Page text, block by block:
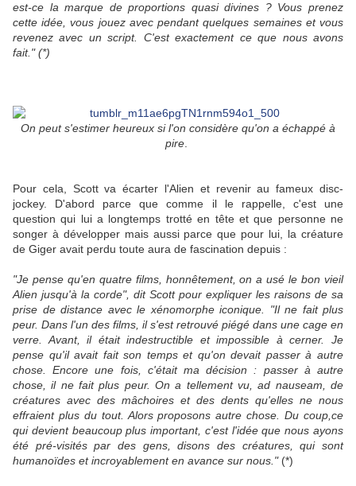
est-ce la marque de proportions quasi divines ? Vous prenez
cette idée, vous jouez avec pendant quelques semaines et vous
revenez avec un script. C'est exactement ce que nous avons
fait." (*)
On peut s'estimer heureux si l'on considère qu'on a échappé à
pire
Pour cela, Scott va écarter l'Alien et revenir au fameux disc-
jockey. D'abord parce que comme il le rappelle, c'est une
question qui lui a longtemps trotté en tête et que personne ne
songer à développer mais aussi parce que pour lui, la créature
de Giger avait perdu toute aura de fascination depuis :
"Je pense qu'en quatre films, honnêtement, on a usé le bon vieil
Alien jusqu'à la corde", dit Scott pour expliquer les raisons de sa
prise de distance avec le xénomorphe iconique. "Il ne fait plus
peur. Dans l'un des films, il s'est retrouvé piégé dans une cage en
verre. Avant, il était indestructible et impossible à cerner. Je
pense qu'il avait fait son temps et qu'on devait passer à autre
chose. Encore une fois, c'était ma décision : passer à autre
chose, il ne fait plus peur. On a tellement vu, ad nauseam, de
créatures avec des mâchoires et des dents qu'elles ne nous
effraient plus du tout. Alors proposons autre chose. Du coup,ce
qui devient beaucoup plus important, c'est l'idée que nous ayons
été pré-visités par des gens, disons des créatures, qui sont
humanoïdes et incroyablement en avance sur nous."(*)